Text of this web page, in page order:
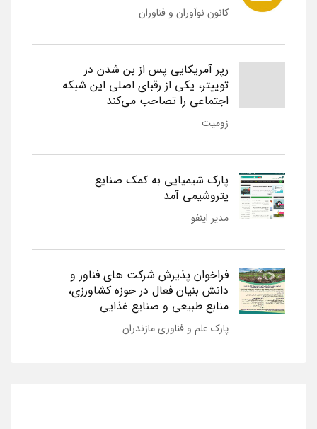
کانون نوآوران و فناوران
رپر آمریکایی پس از بن شدن در
توییتر، یکی از رقبای اصلی این شبکه
اجتماعی را تصاحب می‌کند
زومیت
پارک شیمیایی به کمک صنایع
پتروشیمی آمد
مدیر اینفو
فراخوان پذیرش شرکت های فناور و
دانش بنیان فعال در حوزه کشاورزی،
منابع طبیعی و صنایع غذایی
پارک علم و فناوری مازندران